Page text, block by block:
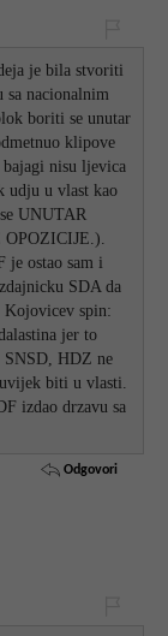
je bila stvoriti
nacionalnim
boriti se unutar
klipove
nisu ljevica
udju u vlast kao
UNUTAR
je ostao sam i
SDA da
Kojovicev spin:
jer to
SNSD, HDZ ne
biti u vlasti.
izdao drzavu sa
Odgovori